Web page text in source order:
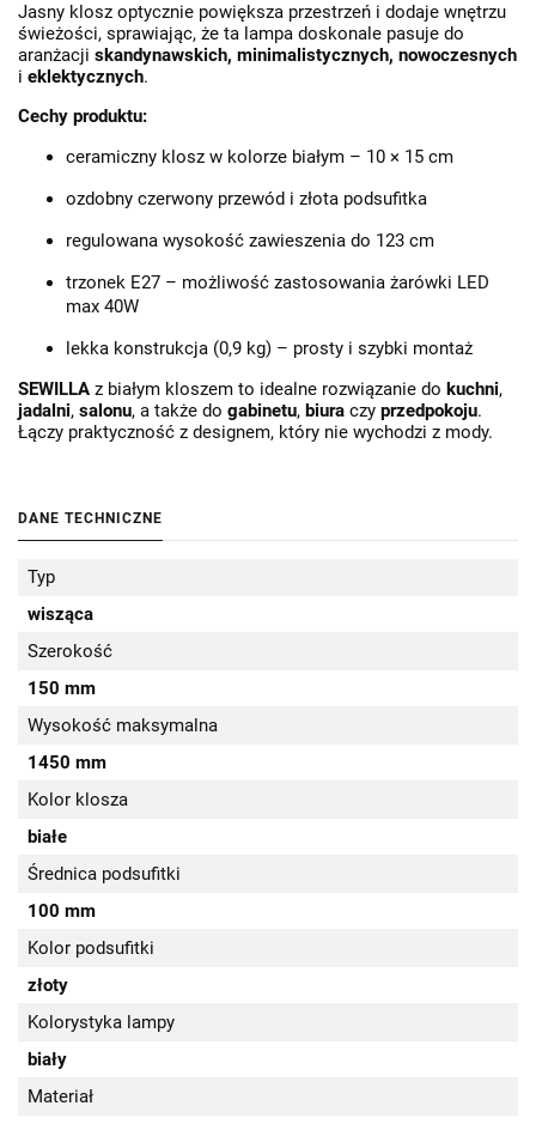
Jasny klosz optycznie powiększa przestrzeń i dodaje wnętrzu
świeżości, sprawiając, że ta lampa doskonale pasuje do
aranżacji skandynawskich, minimalistycznych, nowoczesnych
i eklektycznych.
Cechy produktu:
ceramiczny klosz w kolorze białym – 10 × 15 cm
ozdobny czerwony przewód i złota podsufitka
regulowana wysokość zawieszenia do 123 cm
trzonek E27 – możliwość zastosowania żarówki LED
max 40W
lekka konstrukcja (0,9 kg) – prosty i szybki montaż
SEWILLA z białym kloszem to idealne rozwiązanie do kuchni,
jadalni, salonu, a także do gabinetu, biura czy przedpokoju.
Łączy praktyczność z designem, który nie wychodzi z mody.
DANE TECHNICZNE
Typ
wisząca
Szerokość
150 mm
Wysokość maksymalna
1450 mm
Kolor klosza
białe
Średnica podsufitki
100 mm
Kolor podsufitki
złoty
Kolorystyka lampy
biały
Materiał